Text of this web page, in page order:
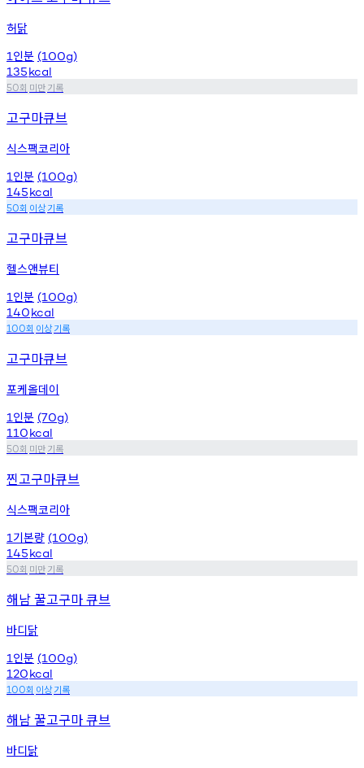
허닭
1 인분 (100g)
135kcal
50회 미만기록
고구마큐브
식스팩코리아
1 인분 (100g)
145kcal
50회 이상기록
고구마큐브
헬스앤뷰티
1 인분 (100g)
140kcal
100회 이상기록
고구마큐브
포케올데이
1 인분 (70g)
110kcal
50회 미만기록
찐고구마큐브
식스팩코리아
1 기본량 (100g)
145kcal
50회 미만기록
해남 꿀고구마 큐브
바디닭
1 인분 (100g)
120kcal
100회 이상기록
해남 꿀고구마 큐브
바디닭